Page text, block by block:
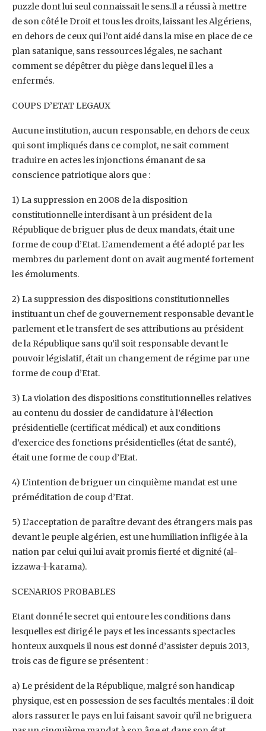
puzzle dont lui seul connaissait le sens.Il a réussi à mettre
de son côté le Droit et tous les droits, laissant les Algériens,
en dehors de ceux qui l’ont aidé dans la mise en place de ce
plan satanique, sans ressources légales, ne sachant
comment se dépêtrer du piège dans lequel il les a
enfermés.
COUPS D’ETAT LEGAUX
Aucune institution, aucun responsable, en dehors de ceux
qui sont impliqués dans ce complot, ne sait comment
traduire en actes les injonctions émanant de sa
conscience patriotique alors que :
1) La suppression en 2008 de la disposition
constitutionnelle interdisant à un président de la
République de briguer plus de deux mandats, était une
forme de coup d’Etat. L’amendement a été adopté par les
membres du parlement dont on avait augmenté fortement
les émoluments.
2) La suppression des dispositions constitutionnelles
instituant un chef de gouvernement responsable devant le
parlement et le transfert de ses attributions au président
de la République sans qu’il soit responsable devant le
pouvoir législatif, était un changement de régime par une
forme de coup d’Etat.
3) La violation des dispositions constitutionnelles relatives
au contenu du dossier de candidature à l’élection
présidentielle (certificat médical) et aux conditions
d’exercice des fonctions présidentielles (état de santé),
était une forme de coup d’Etat.
4) L’intention de briguer un cinquième mandat est une
préméditation de coup d’Etat.
5) L’acceptation de paraître devant des étrangers mais pas
devant le peuple algérien, est une humiliation infligée à la
nation par celui qui lui avait promis fierté et dignité (al-
izzawa-l-karama).
SCENARIOS PROBABLES
Etant donné le secret qui entoure les conditions dans
lesquelles est dirigé le pays et les incessants spectacles
honteux auxquels il nous est donné d’assister depuis 2013,
trois cas de figure se présentent :
a) Le président de la République, malgré son handicap
physique, est en possession de ses facultés mentales : il doit
alors rassurer le pays en lui faisant savoir qu’il ne briguera